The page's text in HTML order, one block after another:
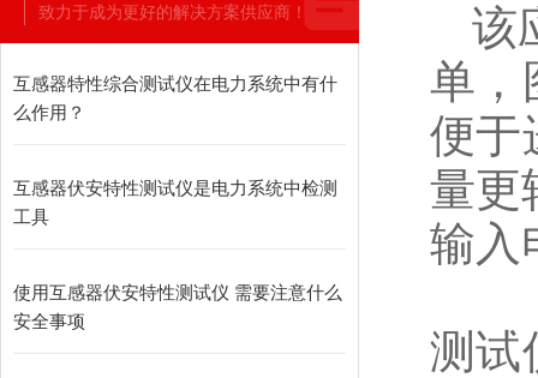
致力于成为更好的解决方案供应商！
互感器特性综合测试仪在电力系统中有什
么作用？
互感器伏安特性测试仪是电力系统中检测
工具
使用互感器伏安特性测试仪 需要注意什么
安全事项
该
单，
便于
量更
输入
测试